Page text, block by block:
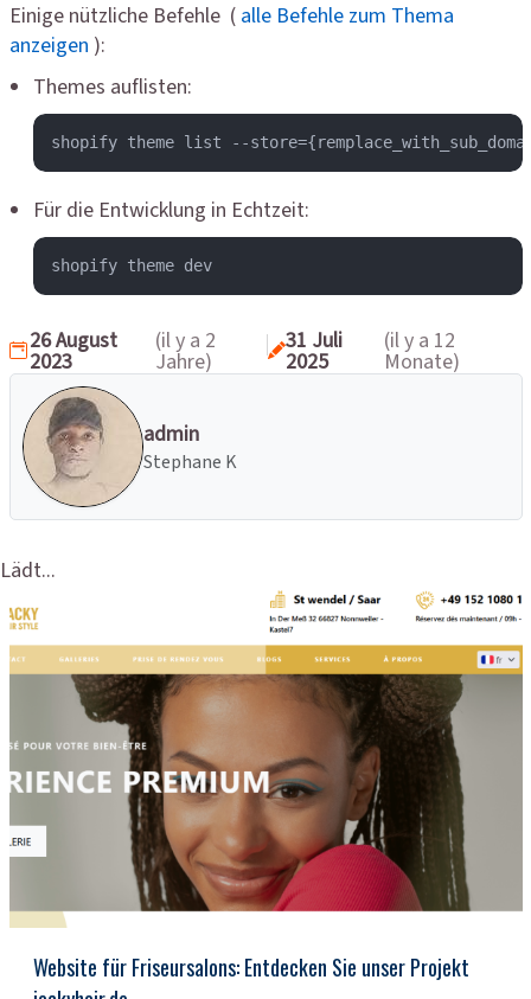
Einige nützliche Befehle ( alle Befehle zum Thema
anzeigen ):
Themes auflisten:
shopify theme list --
Für die Entwicklung in Echtzeit:
shopify theme dev
26 August
2023
(il y a 2
Jahre)
31 Juli
2025
(il y a 12
Monate)
admin
Stephane K
Lädt...
Website für Friseursalons: Entdecken Sie unser Projekt